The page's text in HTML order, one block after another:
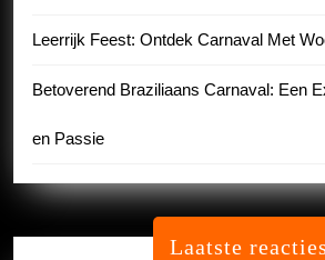
Leerrijk Feest: Ontdek Carnaval Met
Betoverend Braziliaans Carnaval: Een
en Passie
Laatste reacties